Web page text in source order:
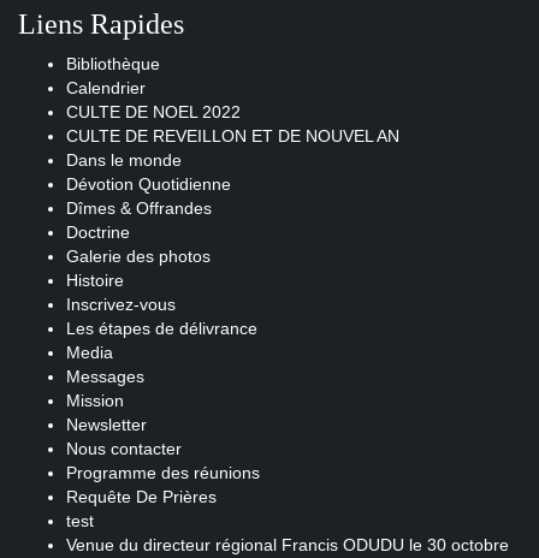
Liens Rapides
Bibliothèque
Calendrier
CULTE DE NOEL 2022
CULTE DE REVEILLON ET DE NOUVEL AN
Dans le monde
Dévotion Quotidienne
Dîmes & Offrandes
Doctrine
Galerie des photos
Histoire
Inscrivez-vous
Les étapes de délivrance
Media
Messages
Mission
Newsletter
Nous contacter
Programme des réunions
Requête De Prières
test
Venue du directeur régional Francis ODUDU le 30 octobre